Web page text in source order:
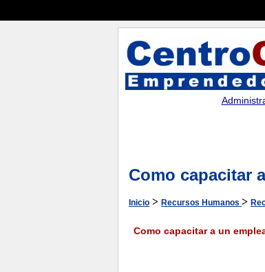
Como capacitar
Inicio > Recursos Humanos >
Como capacitar a un